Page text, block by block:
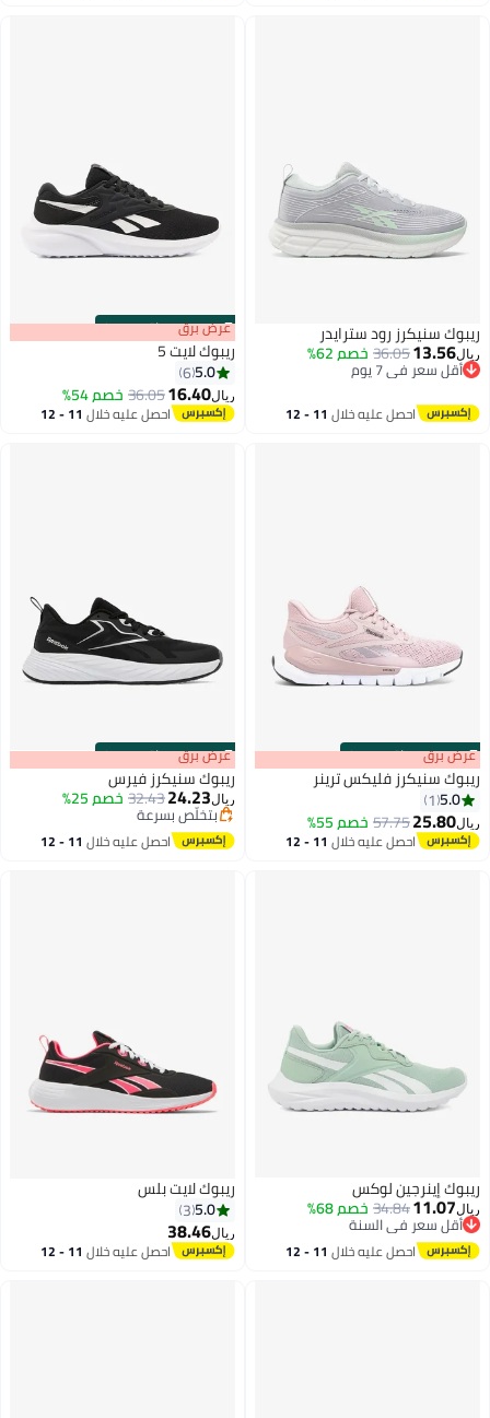
ريبوك سنيكرز رود سترايدر
ريال13.56
36.05خصم 62%
أقل سعر في 7 يوم
أقل سعر في 7 يوم
احصل عليه خلال 11 - 12
00m:00s
·باقي 100% عرض برق
ريبوك لايت 5
5.0
6
ريال16.40
36.05خصم 54%
احصل عليه خلال 11 - 12
00m:00s
·باقي 100% عرض برق
ريبوك سنيكرز فليكس ترينر
5.0
1
ريال25.80
57.75خصم 55%
احصل عليه خلال 11 - 12
00m:00s
·باقي 100% عرض برق
ريبوك سنيكرز فيرس
ريال24.23
32.43خصم 25%
بتخلّص بسرعة
بتخلّص بسرعةاحصل عليه خلال 11 - 12
ريبوك إينرجين لوكس
ريال11.07
34.84خصم 68%
أقل سعر في السنة
أقل سعر في السنة
احصل عليه خلال 11 - 12
اغسطس
ريبوك لايت بلس
5.0
3
ريال38.46
احصل عليه خلال 11 - 12
اغسطس